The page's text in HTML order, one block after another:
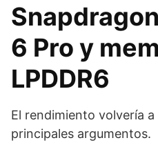
6 Pro y
LPDDR6
El rendimiento volvería
principales argumentos.